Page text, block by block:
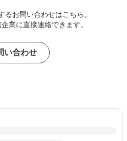
るお問い合わせはこちら。
業に直接連絡できます。
い合わせ